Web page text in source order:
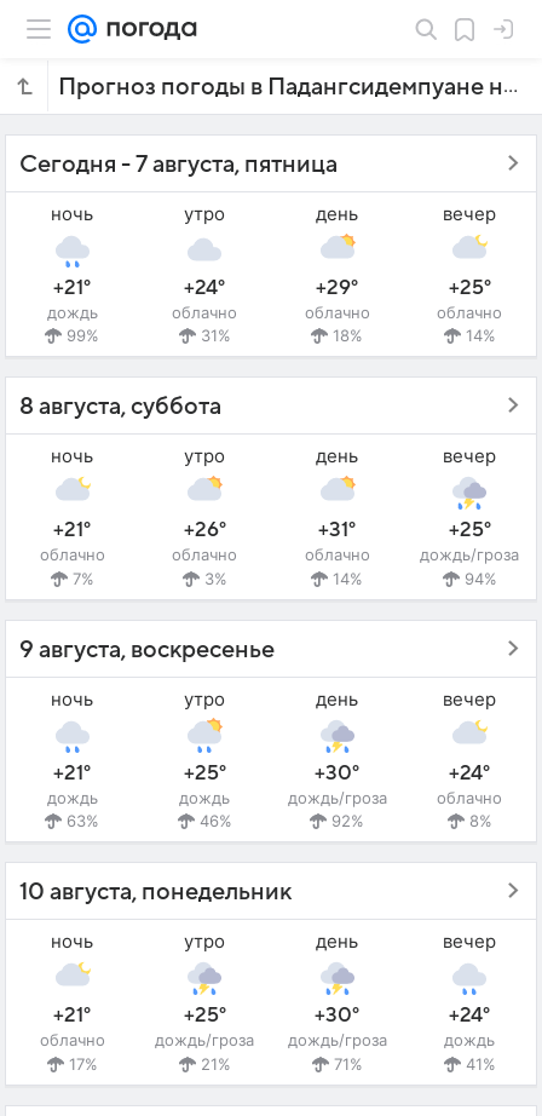
Прогноз погоды в Падангсидемпуане на 7 дней
Сегодня - 7 августа, пятница
ночь
+21°
дождь
99%
утро
+24°
облачно
31%
день
+29°
облачно
18%
вечер
+25°
облачно
14%
8 августа, суббота
ночь
+21°
облачно
7%
утро
+26°
облачно
3%
день
+31°
облачно
14%
вечер
+25°
дождь/гроза
94%
9 августа, воскресенье
ночь
+21°
дождь
63%
утро
+25°
дождь
46%
день
+30°
дождь/гроза
92%
вечер
+24°
облачно
8%
10 августа, понедельник
ночь
+21°
облачно
17%
утро
+25°
дождь/гроза
21%
день
+30°
дождь/гроза
71%
вечер
+24°
дождь
41%